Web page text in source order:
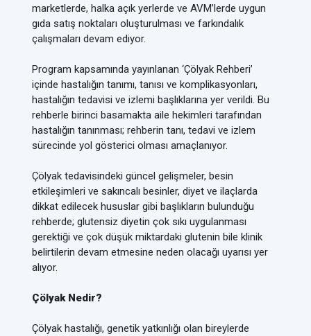
marketlerde, halka açık yerlerde ve AVM’lerde uygun
gıda satış noktaları oluşturulması ve farkındalık
çalışmaları devam ediyor.
Program kapsamında yayınlanan ‘Çölyak Rehberi’
içinde hastalığın tanımı, tanısı ve komplikasyonları,
hastalığın tedavisi ve izlemi başlıklarına yer verildi. Bu
rehberle birinci basamakta aile hekimleri tarafından
hastalığın tanınması; rehberin tanı, tedavi ve izlem
sürecinde yol gösterici olması amaçlanıyor.
Çölyak tedavisindeki güncel gelişmeler, besin
etkileşimleri ve sakıncalı besinler, diyet ve ilaçlarda
dikkat edilecek hususlar gibi başlıkların bulunduğu
rehberde; glutensiz diyetin çok sıkı uygulanması
gerektiği ve çok düşük miktardaki glutenin bile klinik
belirtilerin devam etmesine neden olacağı uyarısı yer
alıyor.
Çölyak Nedir?
Çölyak hastalığı, genetik yatkınlığı olan bireylerde